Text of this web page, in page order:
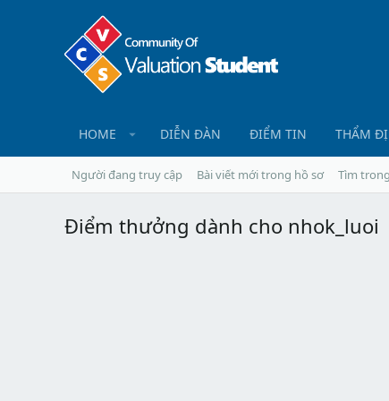
HOME DIỄN ĐÀN ĐIỂM TIN THẨM
Người đang truy cập Bài viết mới trong hồ sơ Tìm
Điểm thưởng dành cho nhok_luoi